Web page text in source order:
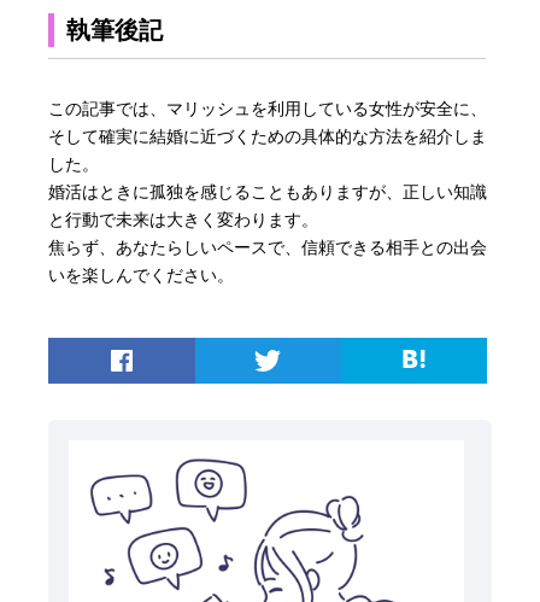
執筆後記
この記事では、マリッシュを利用している女性が安全に、
そして確実に結婚に近づくための具体的な方法を紹介しま
した。
婚活はときに孤独を感じることもありますが、正しい知識
と行動で未来は大きく変わります。
焦らず、あなたらしいペースで、信頼できる相手との出会
いを楽しんでください。